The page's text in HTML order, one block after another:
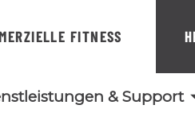
FITNESS
& Support